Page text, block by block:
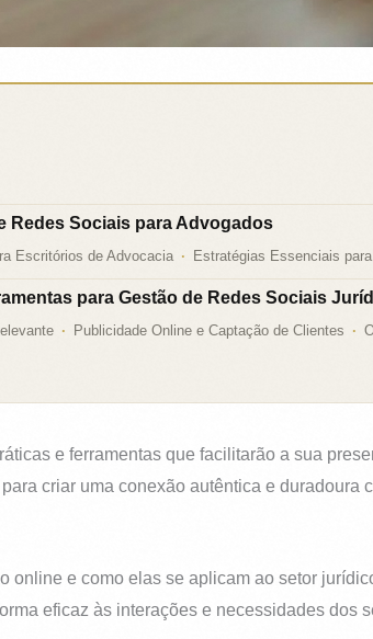
Redes Sociais para Advogados
Escritórios de Advocacia Estratégias Essenciais
para Gestão de Redes Sociais
Publicidade Online e Captação de Clientes
e ferramentas que facilitarão a sua
criar uma conexão autêntica e
online e como elas se aplicam ao setor
eficaz às interações e necessidades dos